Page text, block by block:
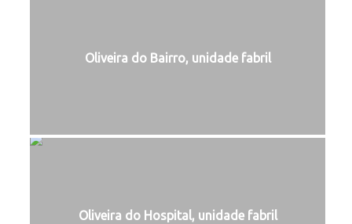
Oliveira do Bairro, unidade fabril
Oliveira do Hospital, unidade fabril